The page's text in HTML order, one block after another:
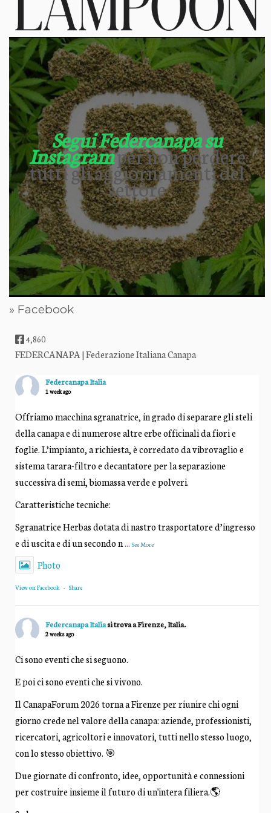
Segui Federcanapa su
Instagramper non perdere
tutti gli aggiornamenti del
settore
» Facebook
4,860
FEDERCANAPA | Federazione Italiana Canapa
Federcanapa Italia
1 week ago
Offriamo macchina sgranatrice, in grado di separare gli steli
della canapa e di numerose altre erbe officinali da fiori e
foglie. L’impianto, a richiesta, è corredato da vibrovaglio e
sistema tarara-filtro e decantatore per la separazione
successiva di semi, biomassa verde e polveri.
Caratteristiche tecniche:
Sgranatrice Herbas dotata di nastro trasportatore d’ingresso
e di uscita e di un secondo n... See More
Photo
View on Facebook · Share
Federcanapa Italiasi trova a Firenze, Italia.
2 weeks ago
Ci sono eventi che si seguono.
E poi ci sono eventi che si vivono.
Il CanapaForum 2026 torna a Firenze per riunire chi ogni
giorno crede nel valore della canapa: aziende, professionisti,
ricercatori, agricoltori e innovatori, tutti nello stesso luogo,
con lo stesso obiettivo. 🎯
Due giornate di confronto, idee, opportunità e connessioni
per costruire insieme il futuro di un'intera filiera.🌎